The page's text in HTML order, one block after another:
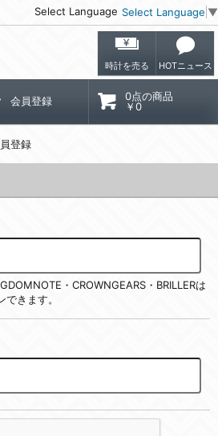
Select Language Select Language ▼
時計を売る HOTニュース
会員登録
0点の商品
￥0
登録
・CROWNGEARS・BRILLERは
きます。